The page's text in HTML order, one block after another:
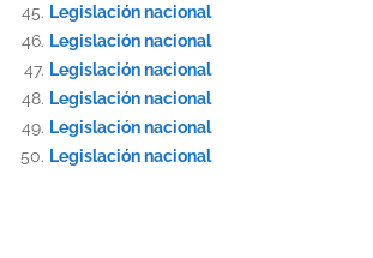
Legislación nacional
Legislación nacional
Legislación nacional
Legislación nacional
Legislación nacional
Legislación nacional